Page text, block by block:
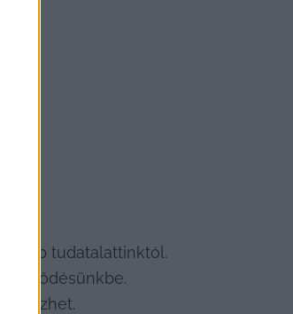
tudatalattinktól.
fejlődésünkbe.
jelezhet.